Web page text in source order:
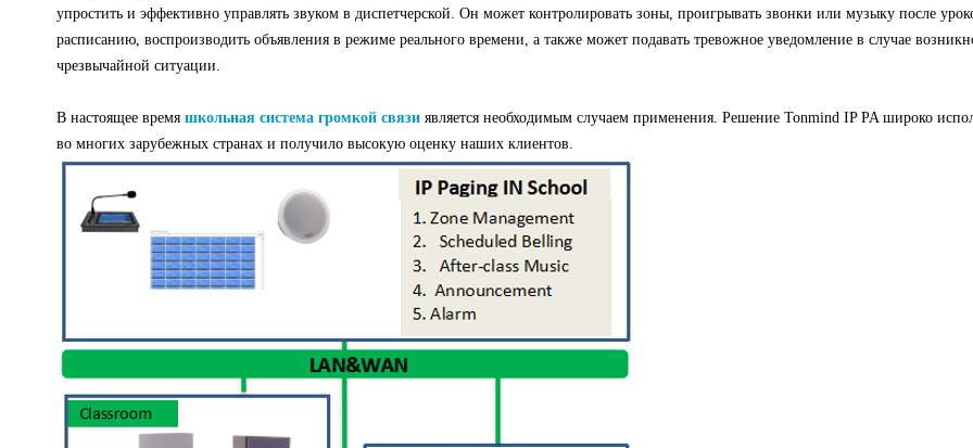
упростить и эффективно управлять звуком в диспетчерской. Он может контролировать зоны, проигрывать звонки или музыку после
расписанию, воспроизводить объявления в режиме реального времени, а также может подавать тревожное уведомление в случае
чрезвычайной ситуации.
В настоящее времяшкольная система громкой связи является необходимым случаем применения.Решение Tonmind IP PA широко
во многих зарубежных странах и получило высокую оценку наших клиентов.